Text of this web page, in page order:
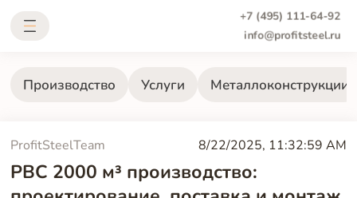
+7 (495) 111-64-92
info@profitsteel.ru
Производство Услуги Металлоконструкции
ProfitSteelTeam 8/22/2025, 11:32:59 AM
РВС 2000 м³ производство: